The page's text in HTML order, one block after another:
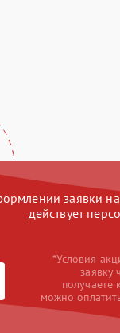
заявки на
действует
*Условия
заявку
можно